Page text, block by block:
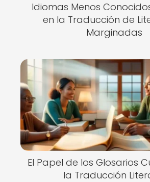
Idiomas Menos
en la Traducción de
Marginadas
El Papel de los Glosarios
la Traducción